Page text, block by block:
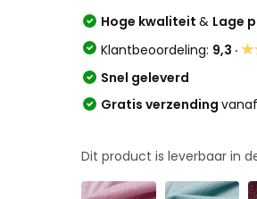
Hoge kwaliteit& Lage
Klantbeoordeling: 9,3 ·
Snel geleverd
Gratis verzending
Dit product is leverbaar in